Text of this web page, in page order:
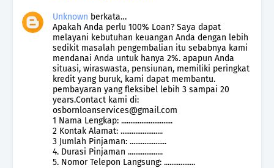
Unknown berkata…
Apakah Anda perlu 100% Loan? Saya dapat
melayani kebutuhan keuangan Anda dengan lebih
sedikit masalah pengembalian itu sebabnya kami
mendanai Anda untuk hanya 2%. apapun Anda
situasi, wiraswasta, pensiunan, memiliki peringkat
kredit yang buruk, kami dapat membantu.
pembayaran yang fleksibel lebih 3 sampai 20
years.Contact kami di:
osbornloanservices@gmail.com
1 Nama Lengkap: ............................
2 Kontak Alamat: .......................
3 Jumlah Pinjaman: ....................
4. Durasi Pinjaman ...................
5. Nomor Telepon Langsung: .................